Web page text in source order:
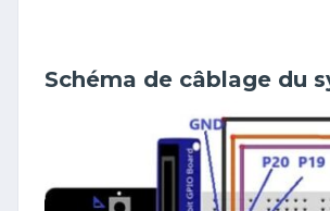
Schéma de câblage du